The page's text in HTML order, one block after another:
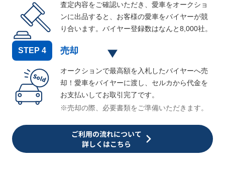
査定内容をご確認いただき、愛車をオークショ
ンに出品すると、お客様の愛車をバイヤーが競
り合います。バイヤー登録数はなんと8,000社。
STEP 4 売却
オークションで最高額を入札したバイヤーへ売
却！愛車をバイヤーに渡し、セルカから代金を
お支払いしてお取引完了です。
※売却の際、必要書類をご準備いただきます。
ご利用の流れについて
詳しくはこちら